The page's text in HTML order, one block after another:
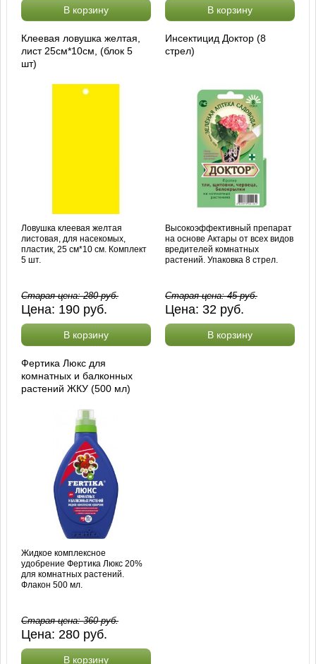
В корзину В корзину
Клеевая ловушка желтая,
лист 25см*10см, (блок 5
шт)
Ловушка клеевая желтая
листовая, для насекомых,
пластик, 25 см*10 см. Комплект
5 шт.
Старая цена:280руб.
Цена: 190 руб.
В корзину
Инсектицид Доктор (8
стрел)
Высокоэффективный препарат
на основе Актары от всех видов
вредителей комнатных
растений. Упаковка 8 стрел.
Старая цена:45руб.
Цена: 32 руб.
В корзину
Фертика Люкс для
комнатных и балконных
растений ЖКУ (500 мл)
Жидкое комплексное
удобрение Фертика Люкс 20%
для комнатных растений.
Флакон 500 мл.
Старая цена:360руб.
Цена:280 руб.
В корзину